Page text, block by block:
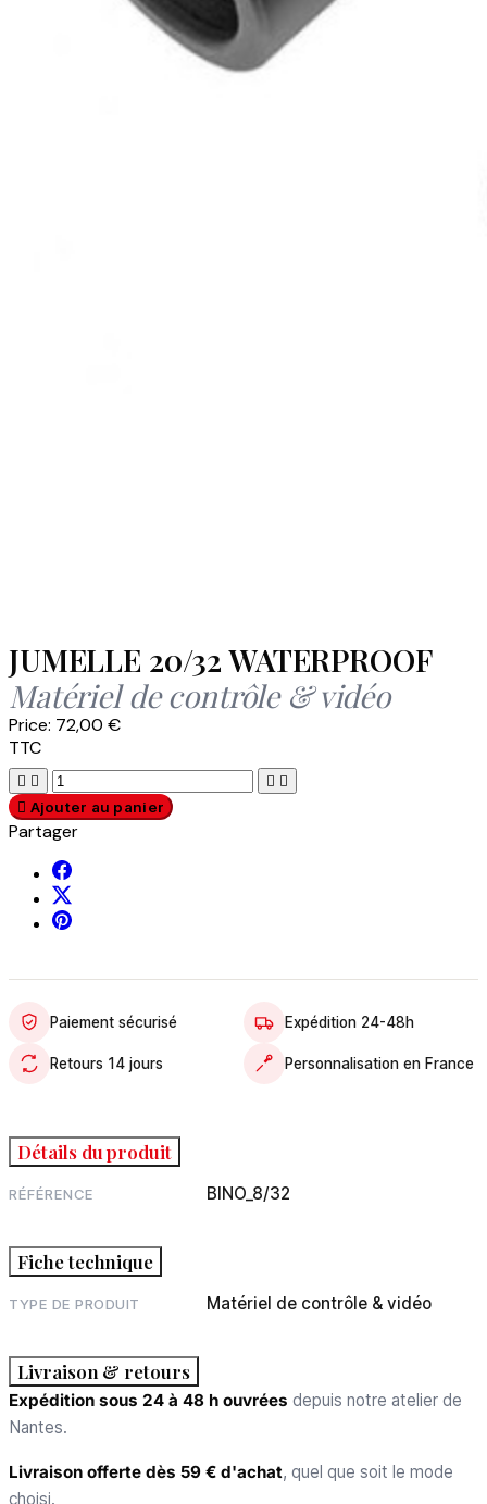
JUMELLE 20/32 WATERPROOF
Matériel de contrôle & vidéo
Price: 72,00 €
TTC
   
 Ajouter au panier
Partager
Paiement sécurisé Expédition 24-48h
Retours 14 jours Personnalisation en France
Détails du produit
RÉFÉRENCE BINO_8/32
Fiche technique
TYPE DE PRODUIT Matériel de contrôle & vidéo
Livraison & retours
Expédition sous 24 à 48 h ouvrées depuis notre atelier de
Nantes.
Livraison offerte dès 59 € d'achat, quel que soit le mode
choisi.